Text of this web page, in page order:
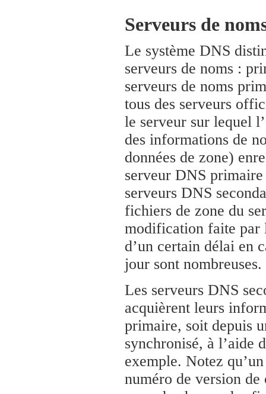
Serveurs de
Le système DNS
serveurs de noms :
serveurs de noms
tous des serveurs
le serveur sur lequel
des informations de
données de zone)
serveur DNS
serveurs DNS
fichiers de zone du
modification faite par
d’un certain délai en
jour sont nombreuses.
Les serveurs DNS
acquièrent leurs
primaire, soit depuis
synchronisé, à l’aide
exemple. Notez
numéro de version de